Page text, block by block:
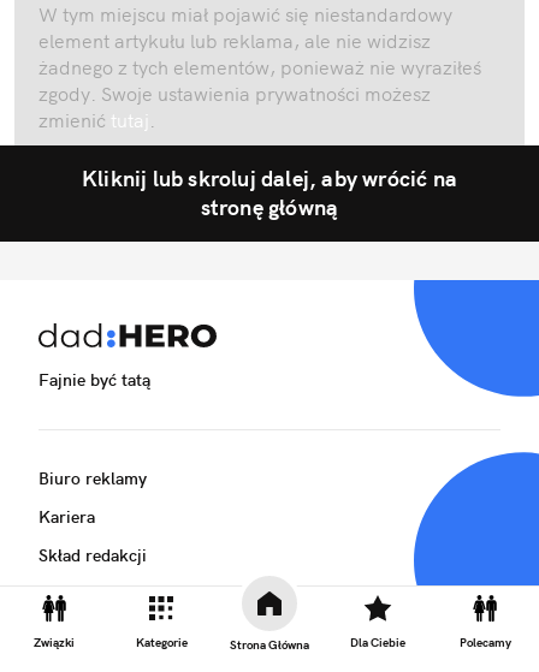
Związki Kategorie Strona Główna Dla Ciebie Polecamy
W tym miejscu miał pojawić się niestandardowy
element artykułu lub reklama, ale nie widzisz
żadnego z tych elementów, ponieważ nie wyraziłeś
zgody. Swoje ustawienia prywatności możesz
zmienić tutaj
Kliknij lub skroluj dalej, aby wrócić na
stronę główną
Fajnie być tatą
Biuro reklamy
Kariera
Skład redakcji
Kontakt